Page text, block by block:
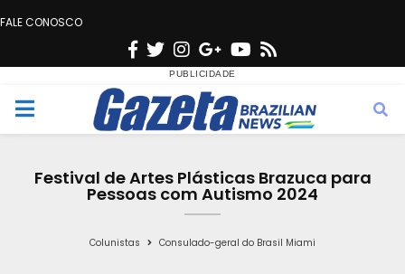
FALE CONOSCO
F
c
e
o
k
T
w
i
t
e
n
s
t
g
r
a
G
o
o
g
e
Y
u
t
b
s
M
Festival de Artes Plásticas Brazuca para
Pessoas com Autismo 2024
Colunistas Consulado-geral do Brasil Miami